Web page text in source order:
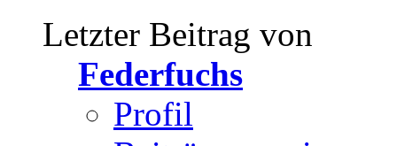
Letzter Beitrag von
Federfuchs
Profil